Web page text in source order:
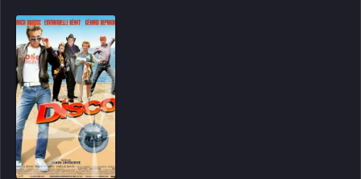
[/xfgiven_cvh_poster_urlcvh_poster_url]